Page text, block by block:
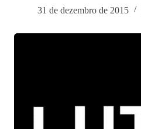
31 de dezembro de 2015